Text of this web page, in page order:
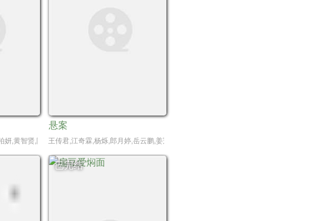
志,田雷,赵志伟,曹卫宇,荣妍,戴春荣,杨童舒,周静波,朱俊麟,曹阳明珠
妍,黄智贤,陈晓华,游嘉欣,何广沛,邓智坚
悬案
王传君,江奇霖,杨烁,郎月婷,岳云鹏,姜冠南,黄觉,曾美慧孜,公磊,王砚辉,艾丽娅,甘昀宸
已完结